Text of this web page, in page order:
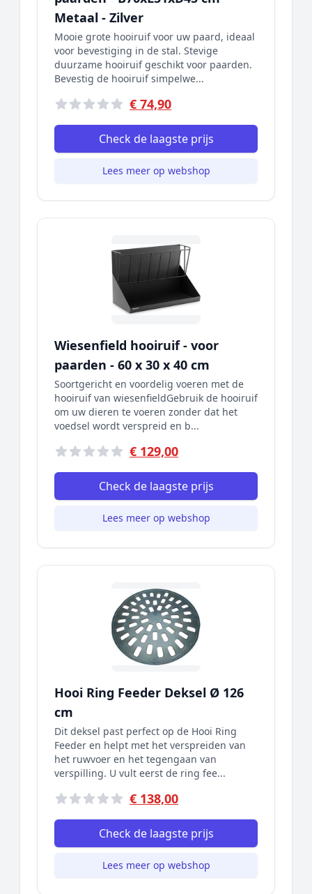
Metaal - Zilver
Mooie grote hooiruif voor uw paard, ideaal
voor bevestiging in de stal. Stevige
duurzame hooiruif geschikt voor paarden.
Bevestig de hooiruif simpelwe...
€ 74,90
Check de laagste prijs
Lees meer op webshop
Wiesenfield hooiruif - voor
paarden - 60 x 30 x 40 cm
Soortgericht en voordelig voeren met de
hooiruif van wiesenfieldGebruik de hooiruif
om uw dieren te voeren zonder dat het
voedsel wordt verspreid en b...
€ 129,00
Check de laagste prijs
Lees meer op webshop
Hooi Ring Feeder Deksel Ø 126
cm
Dit deksel past perfect op de Hooi Ring
Feeder en helpt met het verspreiden van
het ruwvoer en het tegengaan van
verspilling. U vult eerst de ring fee...
€ 138,00
Check de laagste prijs
Lees meer op webshop